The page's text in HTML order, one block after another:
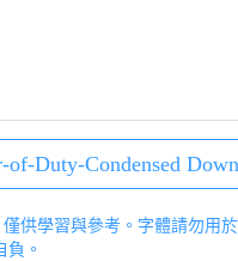
of-Duty-Condensed
供學習與參考。字體請勿用
。